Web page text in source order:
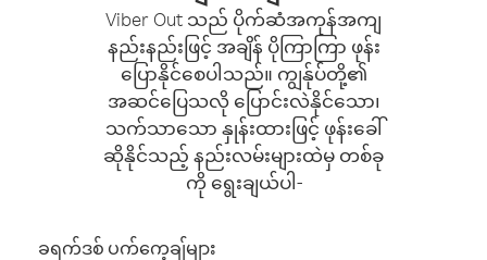
Viber Out သည် ပိုက်ဆံအကုန်အကျ
နည်းနည်းဖြင့် အချိန် ပိုကြာကြာ ဖုန်း
ပြောနိုင်စေပါသည်။ ကျွန်ုပ်တို့၏
အဆင်ပြေသလို ပြောင်းလဲနိုင်သော၊
သက်သာသော နှုန်းထားဖြင့် ဖုန်းခေါ်
ဆိုနိုင်သည့် နည်းလမ်းများထဲမှ တစ်ခု
ကို ရွေးချယ်ပါ-
ခရက်ဒစ် ပက်ကေ့ချ်များ